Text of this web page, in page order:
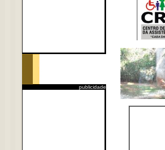
publicidade